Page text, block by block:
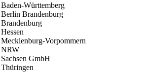
Württemberg
Brandenburg
Vorpommern
NRW
GmbH